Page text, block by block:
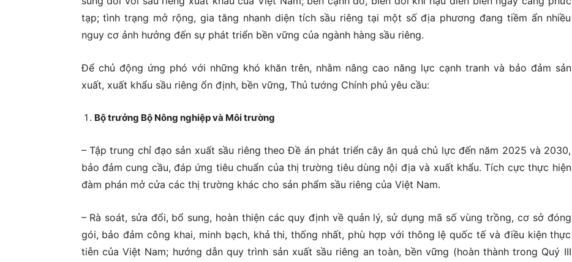
tạp; tình trạng mở rộng, gia tăng nhanh diện tích sầu riêng tại một số địa phương đang tiềm ẩn nhiều
nguy cơ ảnh hưởng đến sự phát triển bền vững của ngành hàng sầu riêng.
Để chủ động ứng phó với những khó khăn trên, nhằm nâng cao năng lực cạnh tranh và bảo đảm sản
xuất, xuất khẩu sầu riêng ổn định, bền vững, Thủ tướng Chính phủ yêu cầu:
Bộ trưởng Bộ Nông nghiệp và Môi trường
– Tập trung chỉ đạo sản xuất sầu riêng theo Đề án phát triển cây ăn quả chủ lực đến năm 2025 và 2030,
bảo đảm cung cầu, đáp ứng tiêu chuẩn của thị trường tiêu dùng nội địa và xuất khẩu. Tích cực thực hiện
đàm phán mở cửa các thị trường khác cho sản phẩm sầu riêng của Việt Nam.
– Rà soát, sửa đổi, bổ sung, hoàn thiện các quy định về quản lý, sử dụng mã số vùng trồng, cơ sở đóng
gói, bảo đảm công khai, minh bạch, khả thi, thống nhất, phù hợp với thông lệ quốc tế và điều kiện thực
tiễn của Việt Nam; hướng dẫn quy trình sản xuất sầu riêng an toàn, bền vững (hoàn thành trong Quý III